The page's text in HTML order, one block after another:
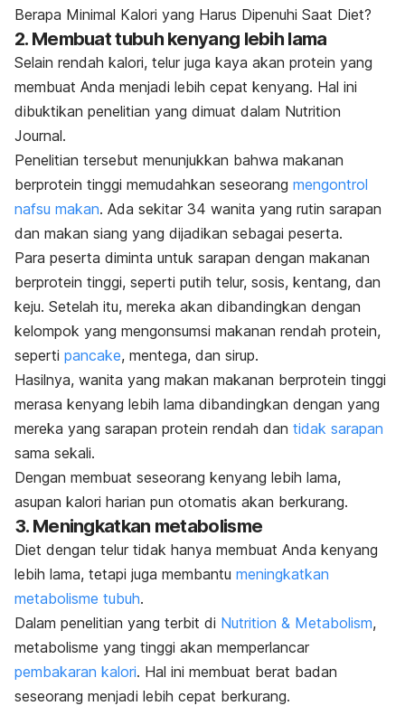
Berapa Minimal Kalori yang Harus Dipenuhi Saat Diet?
2. Membuat tubuh kenyang lebih lama
Selain rendah kalori, telur juga kaya akan protein yang
membuat Anda menjadi lebih cepat kenyang. Hal ini
dibuktikan penelitian yang dimuat dalam Nutrition
Journal.
Penelitian tersebut menunjukkan bahwa makanan
berprotein tinggi memudahkan seseorang mengontrol
nafsu makan. Ada sekitar 34 wanita yang rutin sarapan
dan makan siang yang dijadikan sebagai peserta.
Para peserta diminta untuk sarapan dengan makanan
berprotein tinggi, seperti putih telur, sosis, kentang, dan
keju. Setelah itu, mereka akan dibandingkan dengan
kelompok yang mengonsumsi makanan rendah protein,
seperti pancake, mentega, dan sirup.
Hasilnya, wanita yang makan makanan berprotein tinggi
merasa kenyang lebih lama dibandingkan dengan yang
mereka yang sarapan protein rendah dan tidak sarapan
sama sekali.
Dengan membuat seseorang kenyang lebih lama,
asupan kalori harian pun otomatis akan berkurang.
3. Meningkatkan metabolisme
Diet dengan telur tidak hanya membuat Anda kenyang
lebih lama, tetapi juga membantu meningkatkan
metabolisme tubuh.
Dalam penelitian yang terbit di Nutrition & Metabolism,
metabolisme yang tinggi akan memperlancar
pembakaran kalori. Hal ini membuat berat badan
seseorang menjadi lebih cepat berkurang.